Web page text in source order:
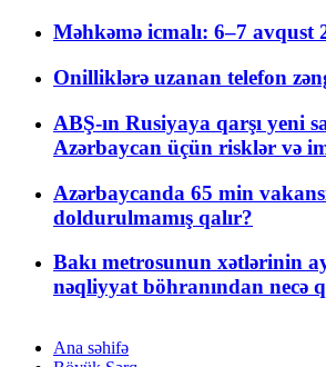
Məhkəmə icmalı: 6–7 avqust
Onilliklərə uzanan telefon
ABŞ-ın Rusiyaya qarşı yeni
Azərbaycan üçün risklər və
Azərbaycanda 65 min
doldurulmamış qalır?
Bakı metrosunun xətlərinin
nəqliyyat böhranından necə
Ana səhifə